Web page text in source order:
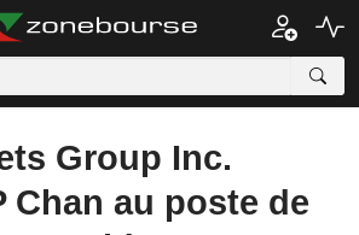
Group Inc.
Chan au poste de